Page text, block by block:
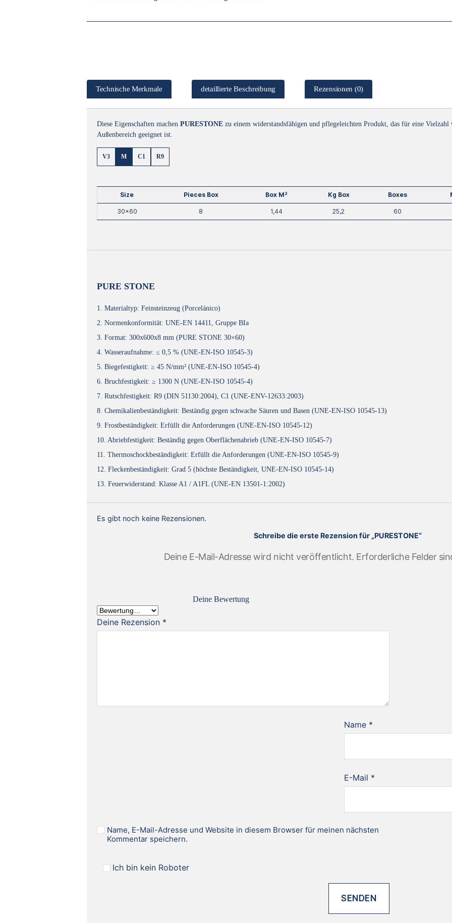
Technische Merkmale detaillierte Beschreibung Rezensionen (0)
Diese Eigenschaften machen PURESTONE zu einem widerstandsfähigen und pflegeleichten Produkt, das für eine
Außenbereich geeignet ist.
V3 M C1 R9
Size Pieces Box Box M² Kg Box Boxes
30×60 8 1,44 25,2 60
PURE STONE
1. Materialtyp: Feinsteinzeug (Porcelánico)
2. Normenkonformität: UNE-EN 14411, Gruppe BIa
3. Format: 300x600x8 mm (PURE STONE 30×60)
4. Wasseraufnahme: ≤ 0,5 % (UNE-EN-ISO 10545-3)
5. Biegefestigkeit: ≥ 45 N/mm² (UNE-EN-ISO 10545-4)
6. Bruchfestigkeit: ≥ 1300 N (UNE-EN-ISO 10545-4)
7. Rutschfestigkeit: R9 (DIN 51130:2004), C1 (UNE-ENV-12633:2003)
8. Chemikalienbeständigkeit: Beständig gegen schwache Säuren und Basen (UNE-EN-ISO 10545-13)
9. Frostbeständigkeit: Erfüllt die Anforderungen (UNE-EN-ISO 10545-12)
10. Abriebfestigkeit: Beständig gegen Oberflächenabrieb (UNE-EN-ISO 10545-7)
11. Thermoschockbeständigkeit: Erfüllt die Anforderungen (UNE-EN-ISO 10545-9)
12. Fleckenbeständigkeit: Grad 5 (höchste Beständigkeit, UNE-EN-ISO 10545-14)
13. Feuerwiderstand: Klasse A1 / A1FL (UNE-EN 13501-1:2002)
Es gibt noch keine Rezensionen.
Schreibe die erste Rezension für „PURESTONE“
Deine E-Mail-Adresse wird nicht veröffentlicht. Erforderliche Felder
Deine Bewertung
Deine Rezension *
Name *
E-Mail *
Name, E-Mail-Adresse und Website in diesem Browser für meinen nächsten
Kommentar speichern.
Ich bin kein Roboter